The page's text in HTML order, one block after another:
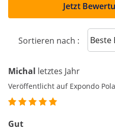
Jetzt
Sortieren nach : Sort
Michal letztes Jahr
Veröffentlicht auf Expondo
Gut